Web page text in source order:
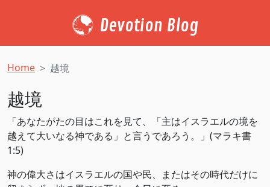
Devotion Blog
Home 越境
越境
「あなたがたの目はこれを見て、「主はイスラエルの境を
越えて大いなる神である」と言うであろう。」(マラキ書‬
‭1:5‬)
神の偉大さはイスラエルの国や民、またはその時代だけに